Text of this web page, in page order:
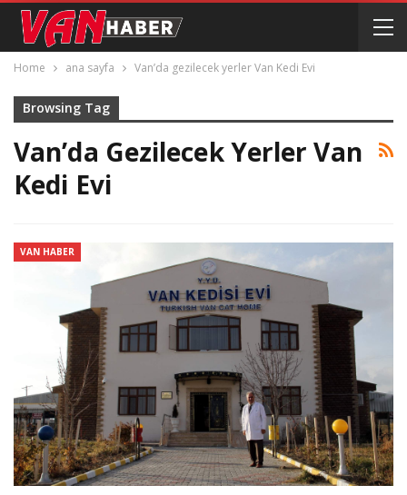
Home ana sayfa Van’da gezilecek yerler Van Kedi Evi
Browsing Tag
Van’da Gezilecek Yerler Van
Kedi Evi
VAN HABER